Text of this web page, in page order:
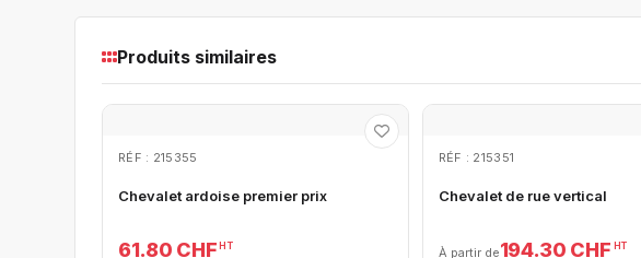
Produits similaires
RÉF : 215355
Chevalet ardoise premier prix
61.80 CHF HT
RÉF : 215351
Chevalet de rue vertical
À partir de194.30 CHF HT